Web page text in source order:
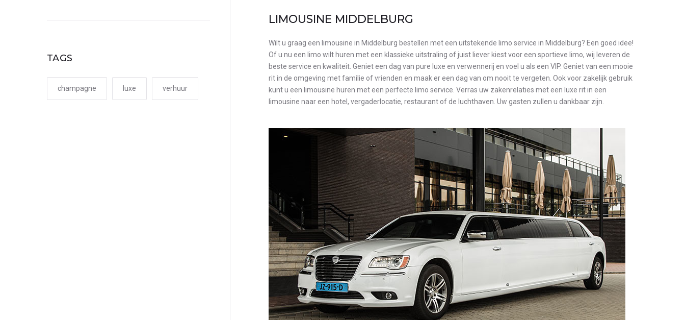
LIMOUSINE MIDDELBURG
Wilt u graag een limousine in Middelburg bestellen met een uitstekende limo service in Middelburg? Een goed idee!
Of u nu een limo wilt huren met een klassieke uitstraling of juist liever kiest voor een sportieve limo, wij leveren de
beste service en kwaliteit. Geniet een dag van pure luxe en verwennerij en voel u als een VIP. Geniet van een mooie
rit in de omgeving met familie of vrienden en maak er een dag van om nooit te vergeten. Ook voor zakelijk gebruik
kunt u een limousine huren met een perfecte limo service. Verras uw zakenrelaties met een luxe rit in een
limousine naar een hotel, vergaderlocatie, restaurant of de luchthaven. Uw gasten zullen u dankbaar zijn.
TAGS
champagne luxe verhuur